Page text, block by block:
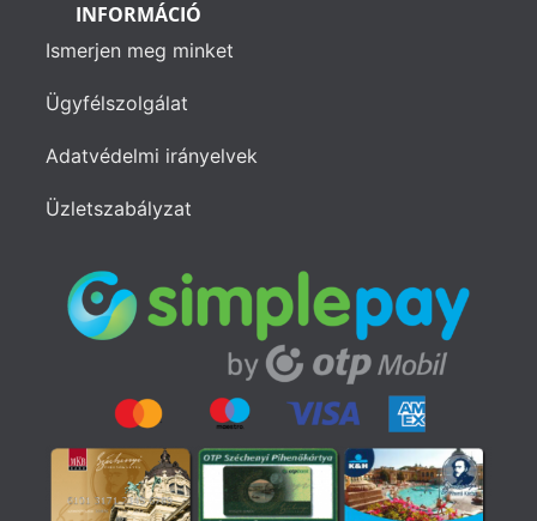
INFORMÁCIÓ
Ismerjen meg minket
Ügyfélszolgálat
Adatvédelmi irányelvek
Üzletszabályzat